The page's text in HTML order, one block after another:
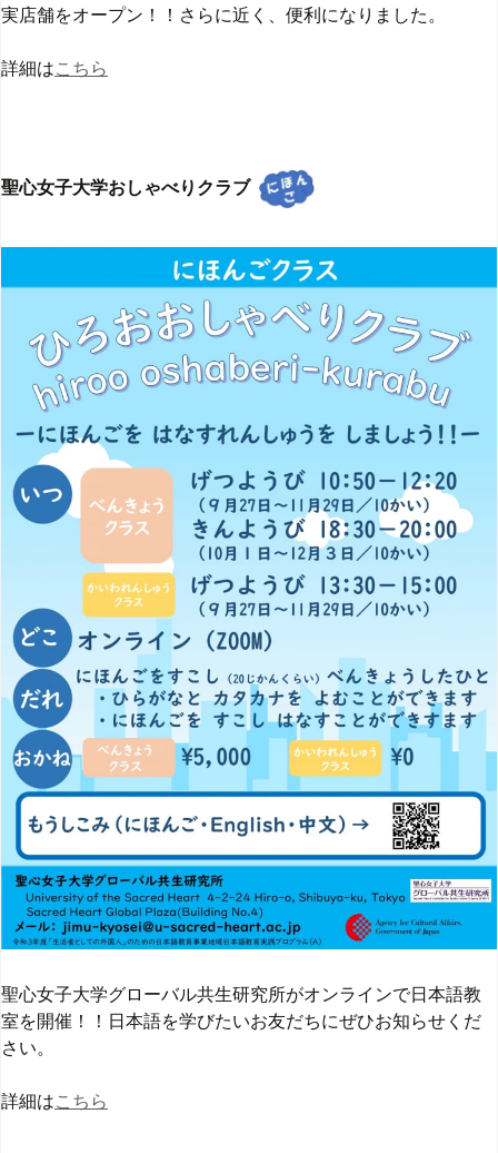
実店舗をオープン！！さらに近く、便利になりました。
詳細はこちら
聖心女子大学おしゃべりクラブ
聖心女子大学グローバル共生研究所がオンラインで日本語教
室を開催！！日本語を学びたいお友だちにぜひお知らせくだ
さい。
詳細はこちら